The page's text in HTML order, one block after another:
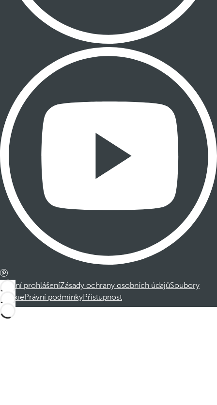
Právní prohlášeníZásady ochrany osobních údajůSoubory
cookiePrávní podmínkyPřístupnost